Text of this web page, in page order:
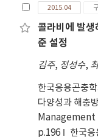
다양화를 위
의 해충방제
무인헬기의
록스를 두 시
농업용 무인
부착용 동력
리하였다. 그
와 같은 방제
2015.04
콜라비에 발
준 설정
김주, 정성수,
한국응용곤충
다양성과 해충
Management
p.196
한국응